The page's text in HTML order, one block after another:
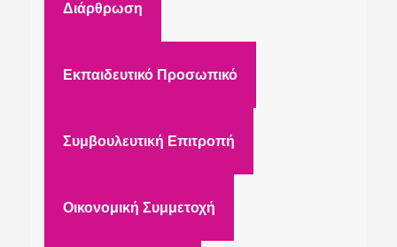
Διάρθρωση
Εκπαιδευτικό Προσωπικό
Συμβουλευτική Επιτροπή
Οικονομική Συμμετοχή